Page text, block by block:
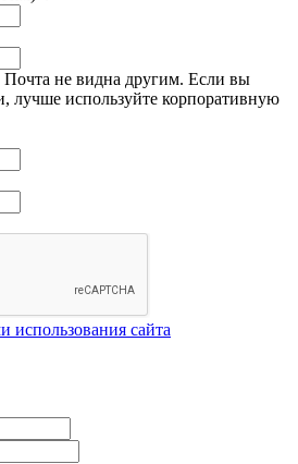
Почта не видна другим. Если вы
лучше используйте корпоративную
использования сайта